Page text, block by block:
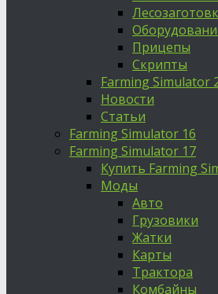
Прицепы
Скрипты
Farming Simulator
Новости
Статьи
Farming Simulator 16
Farming Simulator 17
Купить Farming
Моды
Авто
Грузовики
Жатки
Карты
Трактора
Комбайны